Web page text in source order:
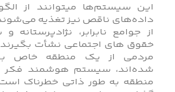
این سیستم‌ها میتوانند از
داده‌های ناقص نیز تغذیه
از جوامع نابرابر، نژادپرستانه
خقوق های اجتماعی نشأت
مردمی از یک منطقه خاص
شده‌اند، سیستم هوشمند فکر
منطقه به طور ذاتی خطرناک